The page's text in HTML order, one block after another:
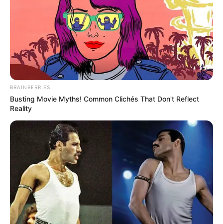
BRAINBERRIES
Busting Movie Myths! Common Clichés That Don't Reflect
Reality